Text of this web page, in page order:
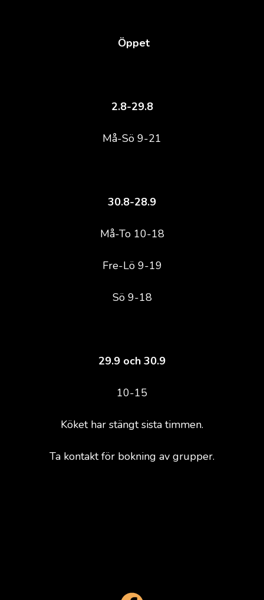
Öppet
2.8-29.8
Må-Sö 9-21
30.8-28.9
Må-To 10-18
Fre-Lö 9-19
Sö 9-18
29.9 och 30.9
10-15
Köket har stängt sista timmen.
Ta kontakt för bokning av grupper.